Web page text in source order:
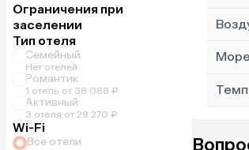
Ограничения при
заселении
Тип отеля
Семейный
Нет отелей
Романтик
1 отель от 38 088 ₽
Активный
3 отеля от 29 270 ₽
Wi-Fi
Все отели
Море